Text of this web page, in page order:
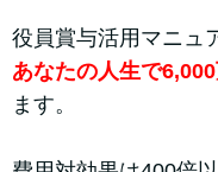
役員賞与活用マニュ
あなたの人生で
ます。